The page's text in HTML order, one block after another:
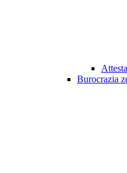
Burocrazia